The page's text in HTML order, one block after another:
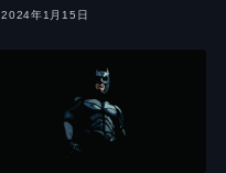
2024年1月15日